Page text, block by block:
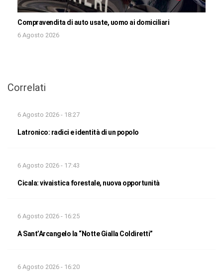
Compravendita di auto usate, uomo ai domiciliari
6 Agosto 2026
Correlati
6 Agosto 2026 - 18:27
Latronico: radici e identità di un popolo
6 Agosto 2026 - 17:43
Cicala: vivaistica forestale, nuova opportunità
6 Agosto 2026 - 16:25
A Sant’Arcangelo la “Notte Gialla Coldiretti”
6 Agosto 2026 - 16:20